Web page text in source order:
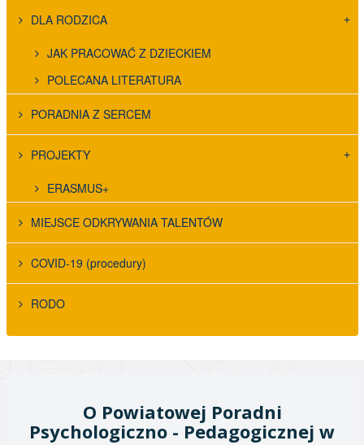
DLA RODZICA
JAK PRACOWAĆ Z DZIECKIEM
POLECANA LITERATURA
PORADNIA Z SERCEM
PROJEKTY
ERASMUS+
MIEJSCE ODKRYWANIA TALENTÓW
COVID-19 (procedury)
RODO
O Powiatowej Poradni
Psychologiczno - Pedagogicznej w